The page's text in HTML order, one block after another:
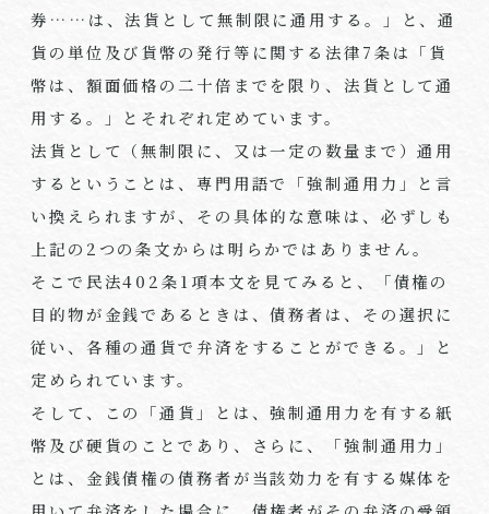
券……は、法貨として無制限に通用する。」と、通
貨の単位及び貨幣の発行等に関する法律7条は「貨
幣は、額面価格の二十倍までを限り、法貨として通
用する。」とそれぞれ定めています。
法貨として（無制限に、又は一定の数量まで）通用
するということは、専門用語で「強制通用力」と言
い換えられますが、その具体的な意味は、必ずしも
上記の 2 つの条文からは明らかではありません。
そこで民法402条1項本文を見てみると、「債権の
目的物が金銭であるときは、債務者は、その選択に
従い、各種の通貨で弁済をすることができる。」と
定められています。
そして、この「通貨」とは、強制通用力を有する紙
幣及び硬貨のことであり、さらに、「強制通用力」
とは、金銭債権の債務者が当該効力を有する媒体を